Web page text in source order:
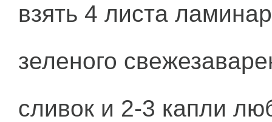
взять 4 листа
зеленого
сливок и 2-3 капли